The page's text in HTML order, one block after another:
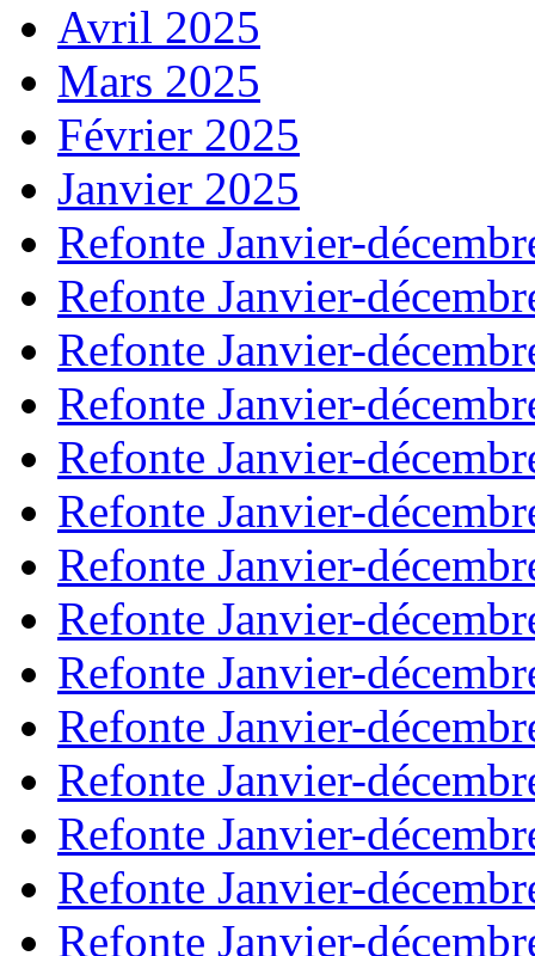
Avril 2025
Mars 2025
Février 2025
Janvier 2025
Refonte Janvier-
Refonte Janvier-
Refonte Janvier-
Refonte Janvier-
Refonte Janvier-
Refonte Janvier-
Refonte Janvier-
Refonte Janvier-
Refonte Janvier-
Refonte Janvier-
Refonte Janvier-
Refonte Janvier-
Refonte Janvier-
Refonte Janvier-